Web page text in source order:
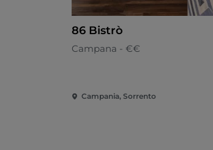
86 Bistrò
Campana - €€
Campania, Sorrento